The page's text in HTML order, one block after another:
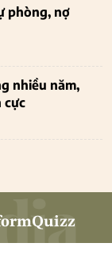
phòng, nợ
nhiều năm,
cực
Quizz